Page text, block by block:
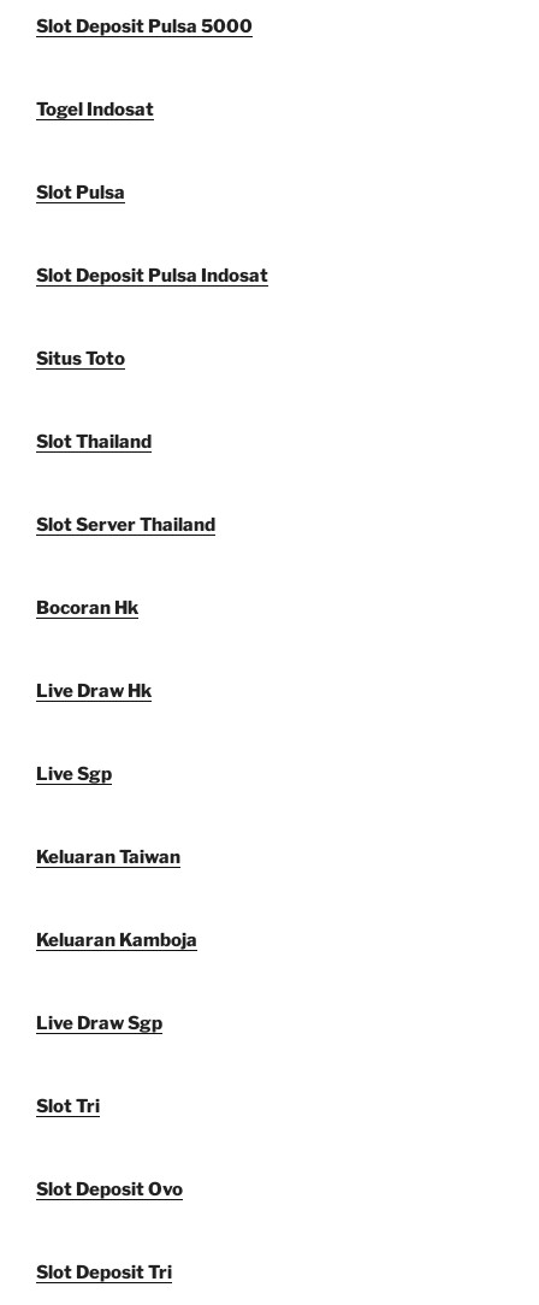
Slot Deposit Pulsa 5000
Togel Indosat
Slot Pulsa
Slot Deposit Pulsa Indosat
Situs Toto
Slot Thailand
Slot Server Thailand
Bocoran Hk
Live Draw Hk
Live Sgp
Keluaran Taiwan
Keluaran Kamboja
Live Draw Sgp
Slot Tri
Slot Deposit Ovo
Slot Deposit Tri